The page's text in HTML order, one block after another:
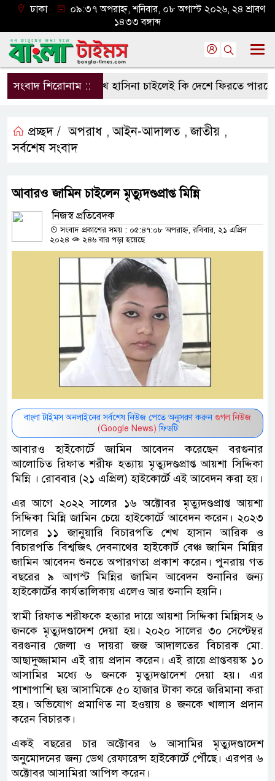
ঢাকা
০৯:৩৭ অপরাহ্ন, শনিবার, ০৮ অগাস্ট ২০২৬, ২৪ শ্রাবণ
১৪৩৩ বঙ্গাব্দ
সংবাদ শিরোনাম ::শেখ হাসিনা চাইলেই কি দেশে ফিরতে পারবেন?
প্রচ্ছদ / অপরাধ ,আইন-আদালত ,জাতীয় ,
সর্বশেষ সংবাদ
আবারও জামিন চাইলেন মৃত্যুদণ্ডপ্রাপ্ত মিন্নি
নিজস্ব প্রতিবেদক
সংবাদ প্রকাশের সময় : ০৫:৪৭:০৮ অপরাহ্ন, রবিবার, ২১ এপ্রিল
২০২৪
২৪৬ বার পড়া হয়েছে
বাংলা টাইমস অনলাইনের সর্বশেষ নিউজ পেতে অনুসরণ করুন গুগল নিউজ
(Google News) ফিডটি
আবারও হাইকোর্টে জামিন আবেদন করেছেন বরগুনার
আলোচিত রিফাত শরীফ হত্যায় মৃত্যুদণ্ডপ্রাপ্ত আয়শা সিদ্দিকা
মিন্নি । রোববার (২১ এপ্রিল) হাইকোর্টে এই আবেদন করা হয়।
এর আগে ২০২২ সালের ১৬ অক্টোবর মৃত্যুদণ্ডপ্রাপ্ত আয়শা
সিদ্দিকা মিন্নি জামিন চেয়ে হাইকোর্টে আবেদন করেন। ২০২৩
সালের ১১ জানুয়ারি বিচারপতি শেখ হাসান আরিক ও
বিচারপতি বিশ্বজিৎ দেবনাথের হাইকোর্ট বেঞ্চ জামিন মিন্নির
জামিন আবেদন শুনতে অপারগতা প্রকাশ করেন। পুনরায় গত
বছরের ৯ আগস্ট মিন্নির জামিন আবেদন শুনানির জন্য
হাইকোর্টের কার্যতালিকায় এলেও আর শুনানি হয়নি।
স্বামী রিফাত শরীফকে হত্যার দায়ে আয়শা সিদ্দিকা মিন্নিসহ ৬
জনকে মৃত্যুদণ্ডাদেশ দেয়া হয়। ২০২০ সালের ৩০ সেপ্টেম্বর
বরগুনার জেলা ও দায়রা জজ আদালতের বিচারক মো.
আছাদুজ্জামান এই রায় প্রদান করেন। এই রায়ে প্রাপ্তবয়স্ক ১০
আসামির মধ্যে ৬ জনকে মৃত্যুদণ্ডাদেশ দেয়া হয়। এর
পাশাপাশি ছয় আসামিকে ৫০ হাজার টাকা করে জরিমানা করা
হয়। অভিযোগ প্রমাণিত না হওয়ায় ৪ জনকে খালাস প্রদান
করেন বিচারক।
একই বছরের চার অক্টোবর ৬ আসামির মৃত্যুদণ্ডাদেশ
অনুমোদনের জন্য ডেথ রেফারেন্স হাইকোর্টে পৌঁছে। এরপর ৬
অক্টোবর আসামিরা আপিল করেন।